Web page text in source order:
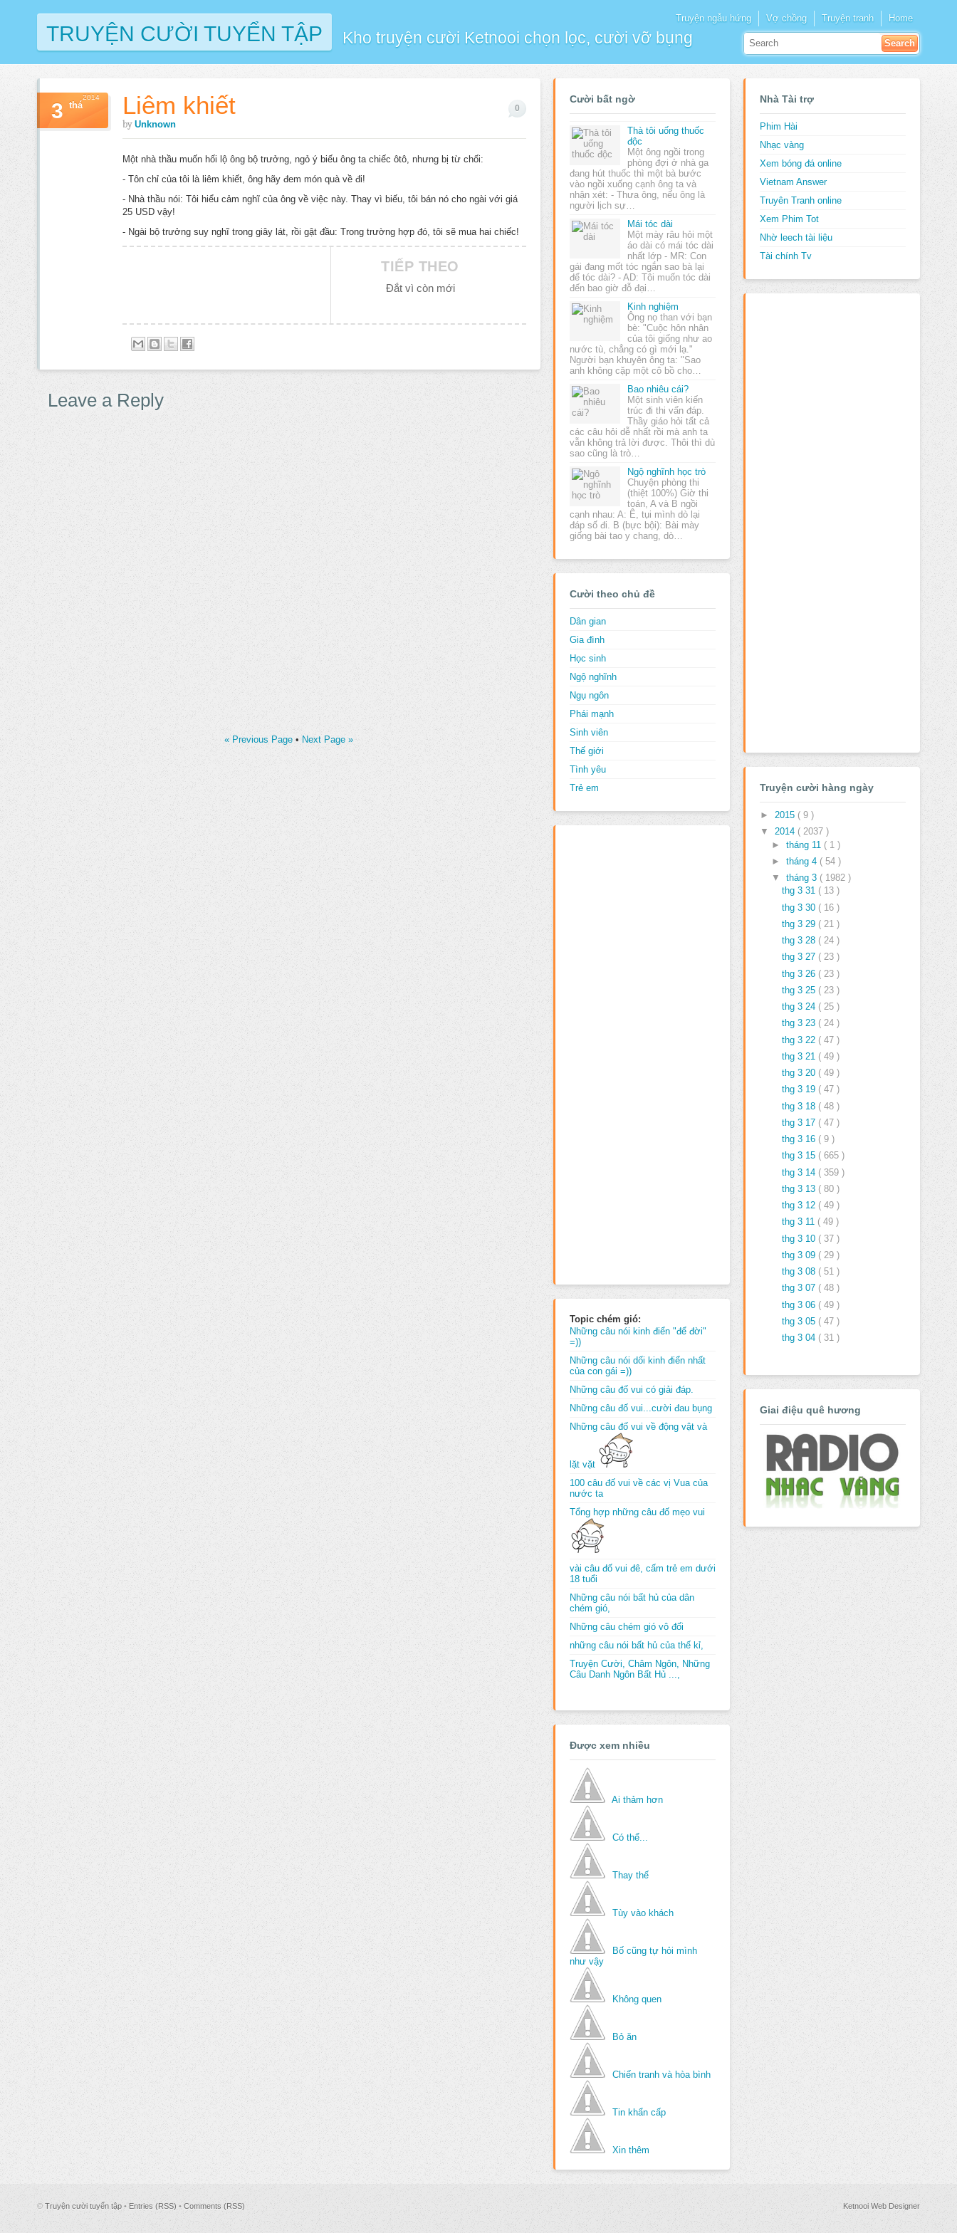
TRUYỆN CƯỜI TUYỂN TẬP Kho truyện cười Ketnooi chọn lọc, cười vỡ bụng
Truyện ngẫu hứng Vợ chồng Truyện tranh Home
Liêm khiết
by Unknown
3 thá
2014
0
Một nhà thầu muốn hối lộ ông bộ trưởng, ngỏ ý biếu ông ta chiếc ôtô, nhưng bị từ chối:
- Tôn chỉ của tôi là liêm khiết, ông hãy đem món quà về đi!
- Nhà thầu nói: Tôi hiểu cảm nghĩ của ông về việc này. Thay vì biếu, tôi bán nó cho ngài với giá
25 USD vậy!
- Ngài bộ trưởng suy nghĩ trong giây lát, rồi gật đầu: Trong trường hợp đó, tôi sẽ mua hai chiếc!
TIẾP THEO
Đắt vì còn mới
Leave a Reply
« Previous Page • Next Page »
Cười bất ngờ
Thà tôi uống thuốc
độc
Một ông ngồi trong
phòng đợi ở nhà ga
đang hút thuốc thì một bà bước
vào ngồi xuống cạnh ông ta và
nhận xét: - Thưa ông, nếu ông là
người lịch sự…
Mái tóc dài
Một mày râu hỏi một
áo dài có mái tóc dài
nhất lớp - MR: Con
gái đang mốt tóc ngắn sao bà lại
để tóc dài? - AD: Tôi muốn tóc dài
đến bao giờ đỗ đại…
Kinh nghiệm
Ông nọ than với bạn
bè: "Cuộc hôn nhân
của tôi giống như ao
nước tù, chẳng có gì mới lạ."
Người bạn khuyên ông ta: "Sao
anh không cặp một cô bồ cho…
Bao nhiêu cái?
Một sinh viên kiến
trúc đi thi vấn đáp.
Thầy giáo hỏi tất cả
các câu hỏi dễ nhất rồi mà anh ta
vẫn không trả lời được. Thôi thì dù
sao cũng là trò…
Ngộ nghĩnh học trò
Chuyện phòng thi
(thiệt 100%) Giờ thi
toán, A và B ngồi
cạnh nhau: A: Ê, tụi mình dò lại
đáp số đi. B (bực bội): Bài mày
giống bài tao y chang, dò…
Cười theo chủ đề
Dân gian
Gia đình
Học sinh
Ngộ nghĩnh
Ngụ ngôn
Phái mạnh
Sinh viên
Thế giới
Tình yêu
Trẻ em
Topic chém gió:
Những câu nói kinh điển "để đời"
=))
Những câu nói dối kinh điển nhất
của con gái =))
Những câu đố vui có giải đáp.
Những câu đố vui...cười đau bụng
Những câu đố vui về động vật và
lặt vặt
100 câu đố vui về các vị Vua của
nước ta
Tổng hợp những câu đố mẹo vui
vài câu đố vui đê, cấm trẻ em dưới
18 tuổi
Những câu nói bất hủ của dân
chém gió,
Những câu chém gió vô đối
những câu nói bất hủ của thế kỉ,
Truyện Cười, Châm Ngôn, Những
Câu Danh Ngôn Bất Hủ ...,
Được xem nhiều
Ai thảm hơn
Có thể...
Thay thế
Tùy vào khách
Bố cũng tự hỏi mình
như vậy
Không quen
Bỏ ăn
Chiến tranh và hòa bình
Tin khẩn cấp
Xin thêm
Nhà Tài trợ
Phim Hài
Nhạc vàng
Xem bóng đá online
Vietnam Answer
Truyên Tranh online
Xem Phim Tot
Nhờ leech tài liệu
Tài chính Tv
Truyện cười hàng ngày
► 2015 ( 9 )
▼ 2014 ( 2037 )
► tháng 11 ( 1 )
► tháng 4 ( 54 )
▼ tháng 3 ( 1982 )
thg 3 31 ( 13 )
thg 3 30 ( 16 )
thg 3 29 ( 21 )
thg 3 28 ( 24 )
thg 3 27 ( 23 )
thg 3 26 ( 23 )
thg 3 25 ( 23 )
thg 3 24 ( 25 )
thg 3 23 ( 24 )
thg 3 22 ( 47 )
thg 3 21 ( 49 )
thg 3 20 ( 49 )
thg 3 19 ( 47 )
thg 3 18 ( 48 )
thg 3 17 ( 47 )
thg 3 16 ( 9 )
thg 3 15 ( 665 )
thg 3 14 ( 359 )
thg 3 13 ( 80 )
thg 3 12 ( 49 )
thg 3 11 ( 49 )
thg 3 10 ( 37 )
thg 3 09 ( 29 )
thg 3 08 ( 51 )
thg 3 07 ( 48 )
thg 3 06 ( 49 )
thg 3 05 ( 47 )
thg 3 04 ( 31 )
Giai điệu quê hương
© Truyện cười tuyển tập • Entries (RSS) • Comments (RSS) Ketnooi Web Designer